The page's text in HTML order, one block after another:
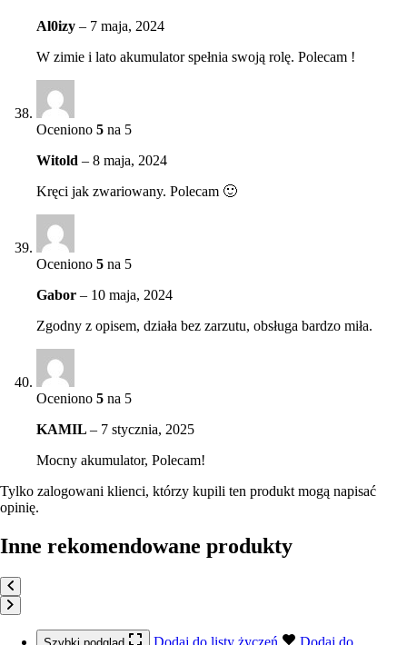
Al0izy – 7 maja, 2024
W zimie i lato akumulator spełnia swoją rolę. Polecam !
Oceniono 5 na 5
Witold – 8 maja, 2024
Kręci jak zwariowany. Polecam 🙂
Oceniono 5 na 5
Gabor – 10 maja, 2024
Zgodny z opisem, działa bez zarzutu, obsługa bardzo miła.
Oceniono 5 na 5
KAMIL – 7 stycznia, 2025
Mocny akumulator, Polecam!
Tylko zalogowani klienci, którzy kupili ten produkt mogą napisać
opinię.
Inne rekomendowane produkty
Dodaj do listy życzeń
Dodaj do